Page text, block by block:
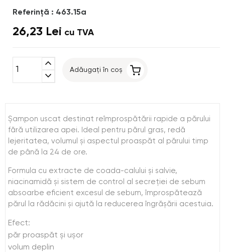
Referinţă : 463.15a
26,23 Lei cu TVA
expand_less
expand_more
Adăugați în coș
Șampon uscat destinat reîmprospătării rapide a părului
fără utilizarea apei. Ideal pentru părul gras, redă
lejeritatea, volumul și aspectul proaspăt al părului timp
de până la 24 de ore.
Formula cu extracte de coada-calului și salvie,
niacinamidă și sistem de control al secreției de sebum
absoarbe eficient excesul de sebum, împrospătează
părul la rădăcini și ajută la reducerea îngrășării acestuia.
Efect:
păr proaspăt și ușor
volum deplin